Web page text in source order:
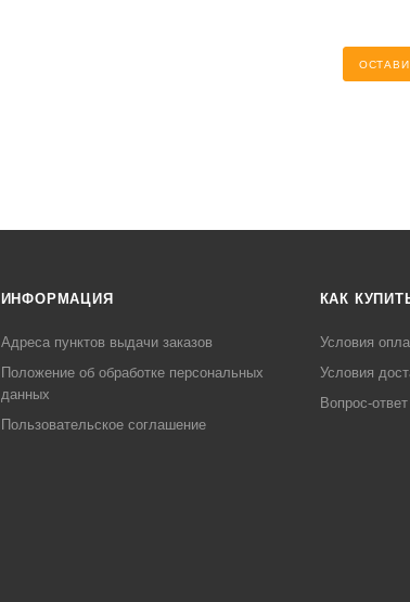
ИНФОРМАЦИЯ
Адреса пунктов выдачи заказов
Положение об обработке персональных
данных
Пользовательское соглашение
КАК
Условия
Условия
Вопрос-ответ